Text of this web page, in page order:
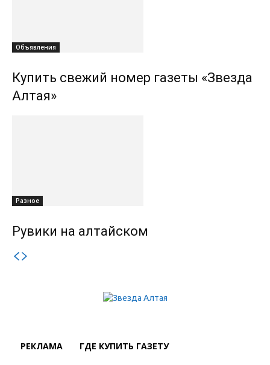
Объявления
Купить свежий номер газеты «Звезда
Алтая»
Разное
Рувики на алтайском
РЕКЛАМА ГДЕ КУПИТЬ ГАЗЕТУ